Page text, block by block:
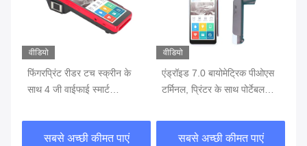
वीडियो
फिंगरप्रिंट रीडर टच स्क्रीन के
साथ 4 जी वाईफाई स्मार्ट
सबसे अच्छी कीमत पाएं
वीडियो
एंड्रॉइड 7.0 बायोमेट्रिक पीओएस
टर्मिनल, प्रिंटर के साथ पोर्टेबल
सबसे अच्छी कीमत पाएं